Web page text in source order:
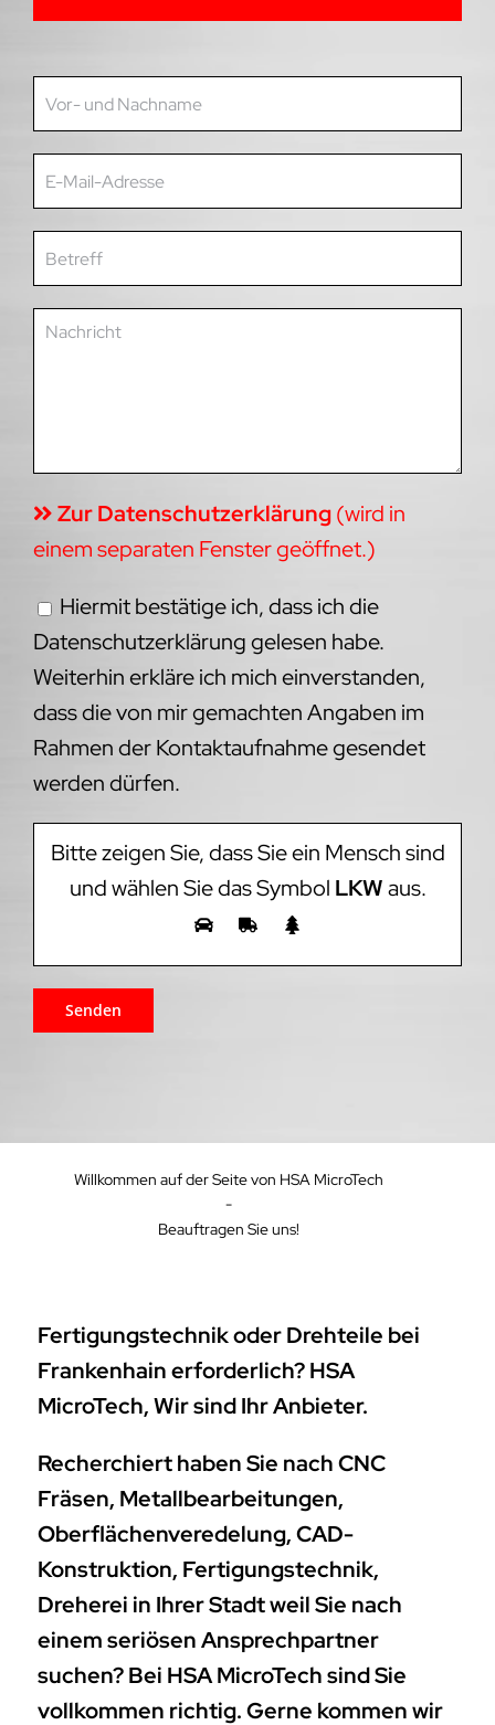
Zur Datenschutzerklärung(wird in
einem separaten Fenster geöffnet.)
Hiermit bestätige ich, dass ich die
Datenschutzerklärung gelesen habe.
Weiterhin erkläre ich mich einverstanden,
dass die von mir gemachten Angaben im
Rahmen der Kontaktaufnahme gesendet
werden dürfen.
Bitte zeigen Sie, dass Sie ein Mensch sind
und wählen Sie das Symbol LKWaus.
Willkommen auf der Seite von HSA MicroTech
-
Beauftragen Sie uns!
Fertigungstechnik oder Drehteile bei
Frankenhain erforderlich? HSA
MicroTech, Wir sind Ihr Anbieter.
Recherchiert haben Sie nach CNC
Fräsen, Metallbearbeitungen,
Oberflächenveredelung, CAD-
Konstruktion, Fertigungstechnik,
Dreherei in Ihrer Stadt weil Sie nach
einem seriösen Ansprechpartner
suchen? Bei HSA MicroTech sind Sie
vollkommen richtig. Gerne kommen wir